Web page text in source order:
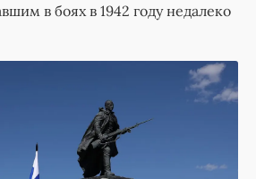
в боях в 1942 году недалеко